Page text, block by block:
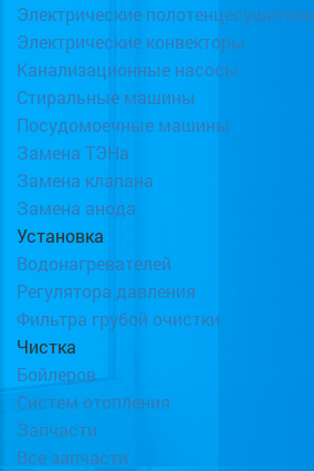
Электрические полотенцесушители
Электрические конвекторы
Канализационные насосы
Стиральные машины
Посудомоечные машины
Замена ТЭНа
Замена клапана
Замена анода
Установка
Водонагревателей
Регулятора давления
Фильтра грубой очистки
Чистка
Бойлеров
Систем отопления
Запчасти
Все запчасти